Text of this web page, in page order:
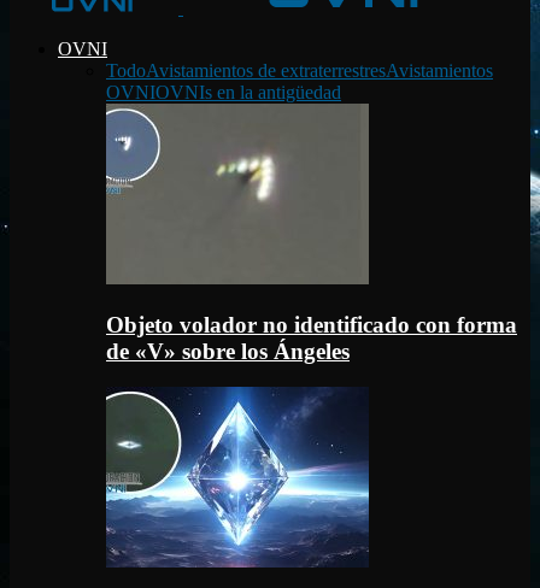
OVNI
TodoAvistamientos de extraterrestresAvistamientos
OVNIOVNIs en la antigüedad
Objeto volador no identificado con forma
de «V» sobre los Ángeles